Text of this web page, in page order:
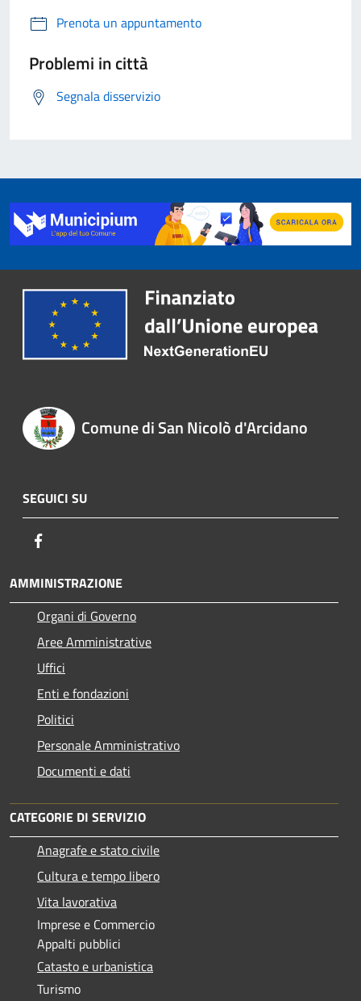
Prenota un appuntamento
Problemi in città
Segnala disservizio
Comune di San Nicolò d'Arcidano
SEGUICI SU
AMMINISTRAZIONE
Organi di Governo
Aree Amministrative
Uffici
Enti e fondazioni
Politici
Personale Amministrativo
Documenti e dati
CATEGORIE DI SERVIZIO
Anagrafe e stato civile
Cultura e tempo libero
Vita lavorativa
Imprese e Commercio
Appalti pubblici
Catasto e urbanistica
Turismo